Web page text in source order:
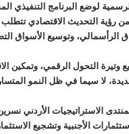
لوضع البرنامج التنفيذي
من رؤية التحديث الاقتصادي
الرأسمالي، وتوسيع الأسواق
التحول الرقمي، وتمكين
لا سيما في ظل النمو
الاستراتيجيات الأردني
الأجنبية وتشجيع